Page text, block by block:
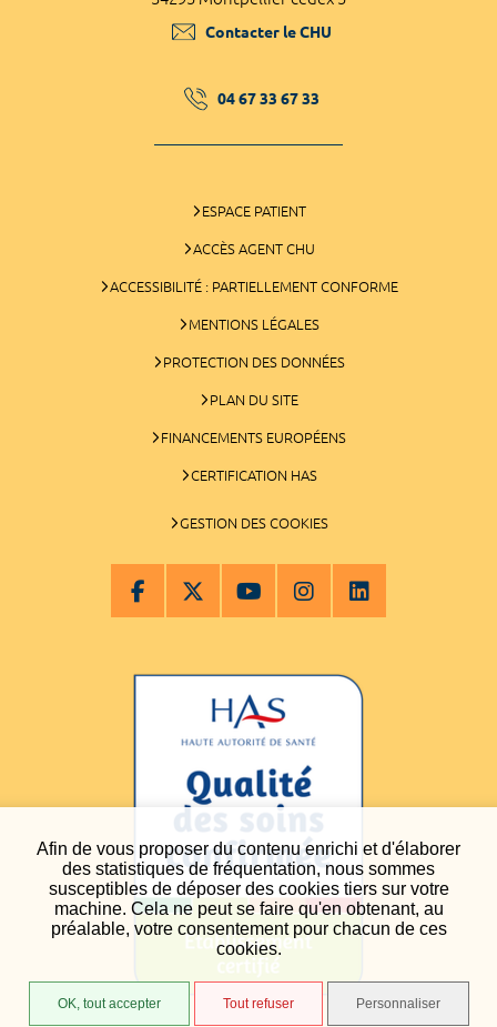
Afin de vous proposer du contenu enrichi et d'élaborer
des statistiques de fréquentation, nous sommes
susceptibles de déposer des cookies tiers sur votre
machine. Cela ne peut se faire qu'en obtenant, au
préalable, votre consentement pour chacun de ces
cookies.
OK, tout accepter Tout refuser Personnaliser
Contacter le CHU
04 67 33 67 33
ESPACE PATIENT
ACCÈS AGENT CHU
ACCESSIBILITÉ : PARTIELLEMENT CONFORME
MENTIONS LÉGALES
PROTECTION DES DONNÉES
PLAN DU SITE
FINANCEMENTS EUROPÉENS
CERTIFICATION HAS
GESTION DES COOKIES